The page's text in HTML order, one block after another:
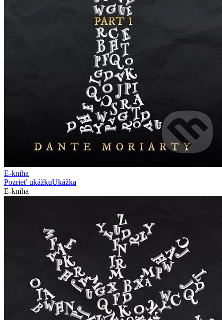
E-kniha
Pozrieť ukážkuUkážka
E-kniha